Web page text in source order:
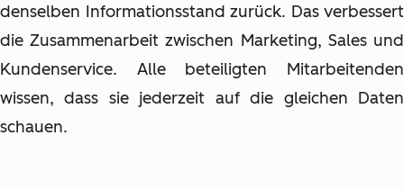
denselben Informationsstand zurück. Das verbessert
die Zusammenarbeit zwischen Marketing, Sales und
Kundenservice. Alle beteiligten Mitarbeitenden
wissen, dass sie jederzeit auf die gleichen Daten
schauen.